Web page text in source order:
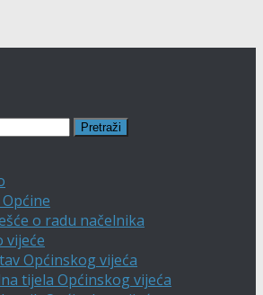
o radu načelnika
vijeće
Općinskog vijeća
tijela Općinskog vijeća